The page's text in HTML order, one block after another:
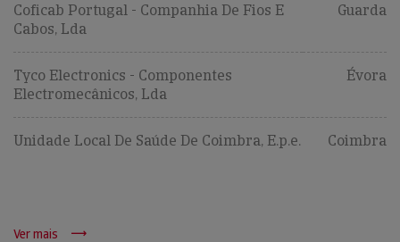
Coficab Portugal - Companhia De Fios E
Cabos, Lda
Guarda
Tyco Electronics - Componentes
Electromecânicos, Lda
Évora
Unidade Local De Saúde De Coimbra, E.p.e. Coimbra
Ver mais